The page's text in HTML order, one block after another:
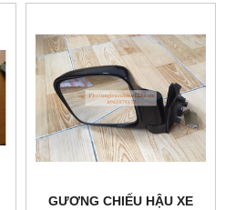
GƯƠNG CHIẾU HẬU XE